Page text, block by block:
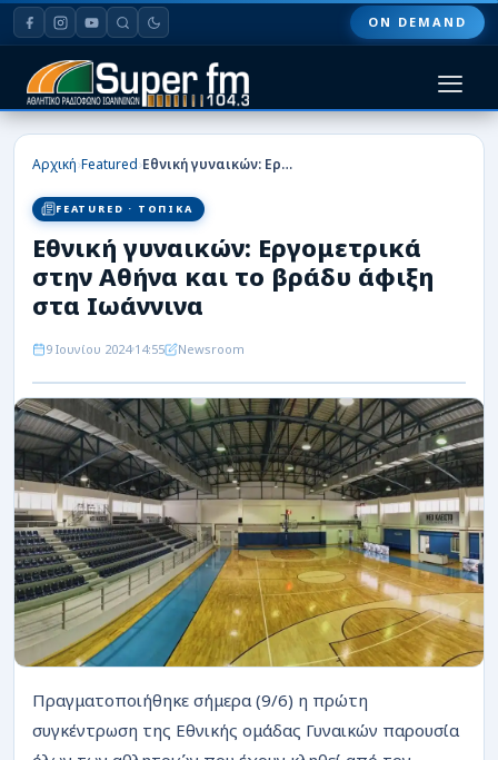
ON DEMAND
HOME
ΠΟΔΟΣΦΑΙΡΟ
ΜΠΑΣΚΕΤ
ΣΠΟΡ
ΕΙΔΗΣΕΙΣ
ΑΡΘΡΟΓΡΑΦΙΕΣ
ΡΟΗ
Αρχική›Featured› Εθνική γυναικών: Εργομετρικά στην Αθήνα και το βράδυ άφιξη στα Ιωάννινα
FEATURED · ΤΟΠΙΚΑ
Εθνική γυναικών: Εργομετρικά
στην Αθήνα και το βράδυ άφιξη
στα Ιωάννινα
9 Ιουνίου 2024 14:55 Newsroom
Πραγματοποιήθηκε σήμερα (9/6) η πρώτη
συγκέντρωση της Εθνικής ομάδας Γυναικών παρουσία